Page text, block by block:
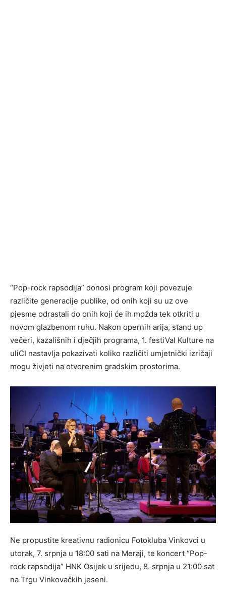
“Pop-rock rapsodija” donosi program koji povezuje
različite generacije publike, od onih koji su uz ove
pjesme odrastali do onih koji će ih možda tek otkriti u
novom glazbenom ruhu. Nakon opernih arija, stand up
večeri, kazališnih i dječjih programa, 1. festiVal Kulture na
uliCI nastavlja pokazivati koliko različiti umjetnički izričaji
mogu živjeti na otvorenim gradskim prostorima.
Ne propustite kreativnu radionicu Fotokluba Vinkovci u
utorak, 7. srpnja u 18:00 sati na Meraji, te koncert “Pop-
rock rapsodija” HNK Osijek u srijedu, 8. srpnja u 21:00 sat
na Trgu Vinkovačkih jeseni.